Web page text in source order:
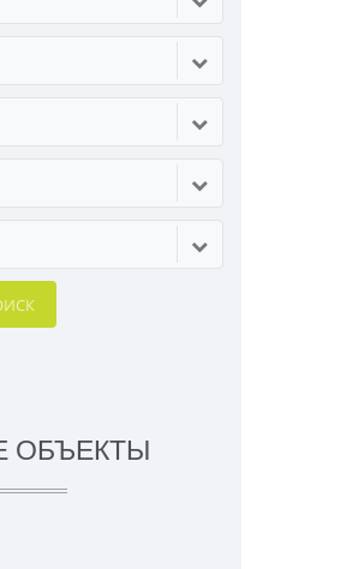
ОБЪЕКТЫ